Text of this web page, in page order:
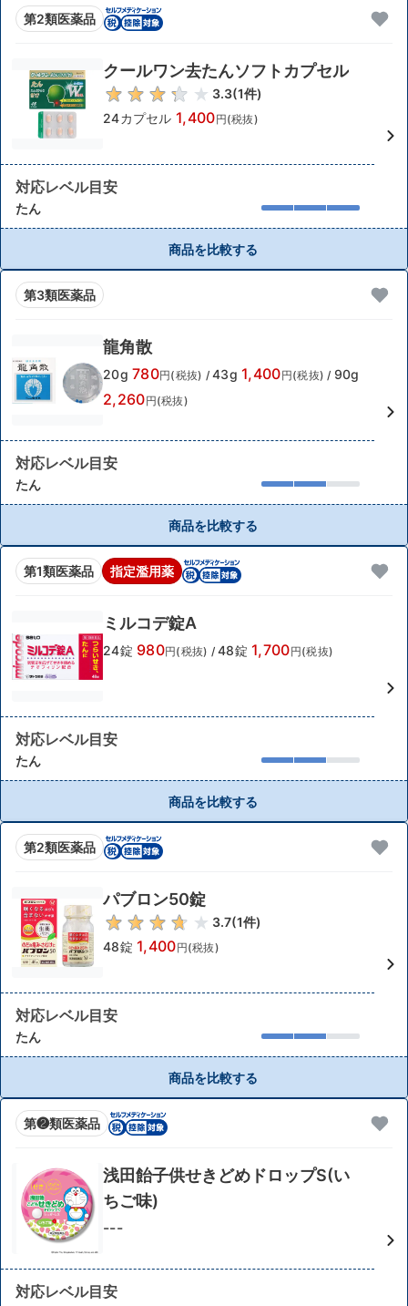
第2類医薬品
クールワン去たんソフトカプセル
3.3(1件)
24カプセル 1,400円(税抜)
対応レベル目安
たん
商品を比較する
第3類医薬品
龍角散
20g 780円(税抜) / 43g 1,400円(税抜) / 90g
2,260円(税抜)
対応レベル目安
たん
商品を比較する
第1類医薬品 指定濫用薬
ミルコデ錠A
24錠 980円(税抜) / 48錠 1,700円(税抜)
対応レベル目安
たん
商品を比較する
第2類医薬品
パブロン50錠
3.7(1件)
48錠 1,400円(税抜)
対応レベル目安
たん
商品を比較する
第❷類医薬品
浅田飴子供せきどめドロップS(い
ちご味)
---
対応レベル目安